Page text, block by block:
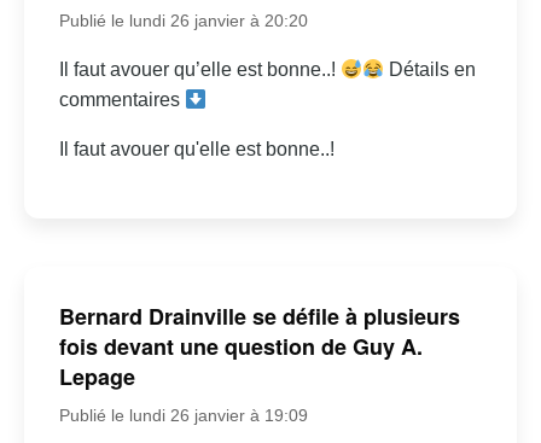
Publié le lundi 26 janvier à 20:20
Il faut avouer qu’elle est bonne..!
Détails en
commentaires
Il faut avouer qu'elle est bonne..!
Bernard Drainville se défile à plusieurs
fois devant une question de Guy A.
Lepage
Publié le lundi 26 janvier à 19:09